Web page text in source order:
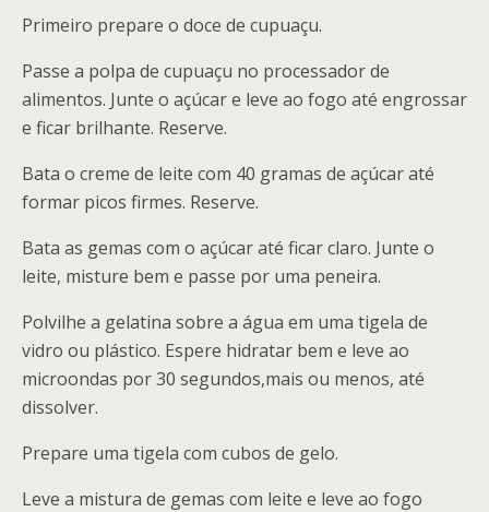
Primeiro prepare o doce de cupuaçu.
Passe a polpa de cupuaçu no processador de
alimentos. Junte o açúcar e leve ao fogo até engrossar
e ficar brilhante. Reserve.
Bata o creme de leite com 40 gramas de açúcar até
formar picos firmes. Reserve.
Bata as gemas com o açúcar até ficar claro. Junte o
leite, misture bem e passe por uma peneira.
Polvilhe a gelatina sobre a água em uma tigela de
vidro ou plástico. Espere hidratar bem e leve ao
microondas por 30 segundos,mais ou menos, até
dissolver.
Prepare uma tigela com cubos de gelo.
Leve a mistura de gemas com leite e leve ao fogo